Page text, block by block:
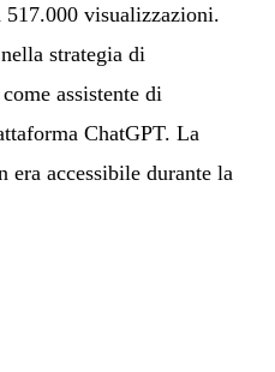
517.000 visualizzazioni.
strategia di
assistente di
ChatGPT. La
era accessibile durante la